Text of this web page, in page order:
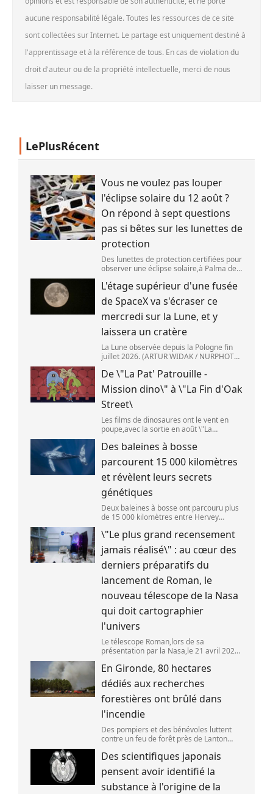
aucune responsabilité légale. Toutes les ressources de ce site
sont collectées sur Internet. Le partage est uniquement destiné à
l'apprentissage et à la référence de tous. En cas de violation du
droit d'auteur ou de la propriété intellectuelle, merci de nous
laisser un message.
LePlusRécent
Vous ne voulez pas louper
l'éclipse solaire du 12 août ?
On répond à sept questions
pas si bêtes sur les lunettes de
protection
Des lunettes de protection certifiées pour
observer une éclipse solaire,à Palma de
(JAIME REINA )
L'étage supérieur d'une fusée
de SpaceX va s'écraser ce
mercredi sur la Lune, et y
laissera un cratère
La Lune observée depuis la Pologne fin
juillet 2026. (ARTUR WIDAK / NURPHOTO
SpaceX doit s\'écraser accidentellement
sur la Lune,mercredi 5 août. Cette coll
De \"La Pat' Patrouille -
Mission dino\" à \"La Fin d'Oak
Street\
Les films de dinosaures ont le vent en
poupe,avec la sortie en août \"La
d\'Oak Street\". (APOLLONIA HILVERDA /
Des baleines à bosse
parcourent 15 000 kilomètres
et révèlent leurs secrets
génétiques
Deux baleines à bosse ont parcouru plus
de 15 000 kilomètres entre Hervey
(Vincent Pommeyrol)
\"Le plus grand recensement
jamais réalisé\" : au cœur des
derniers préparatifs du
lancement de Roman, le
nouveau télescope de la Nasa
qui doit cartographier
l'univers
Le télescope Roman,lors de sa
présentation par la Nasa,le 21 avril 2026
LOEB )
En Gironde, 80 hectares
dédiés aux recherches
forestières ont brûlé dans
l'incendie
Des pompiers et des bénévoles luttent
contre un feu de forêt près de Lanton
Des scientifiques japonais
pensent avoir identifié la
substance à l'origine de la